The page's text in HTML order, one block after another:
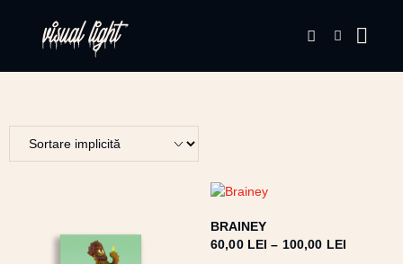
BRAINEY
60,00 LEI – 100,00 LEI